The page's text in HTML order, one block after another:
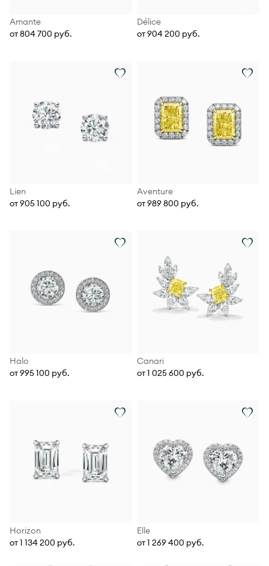
Amante
от 804 700 руб.
Délice
от 904 200 руб.
Lien
от 905 100 руб.
Aventure
от 989 800 руб.
Halo
от 995 100 руб.
Canari
от 1 025 600 руб.
Horizon
от 1 134 200 руб.
Elle
от 1 269 400 руб.